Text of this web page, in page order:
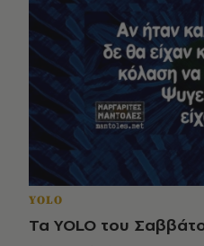
YOLO
Τα YOLO του